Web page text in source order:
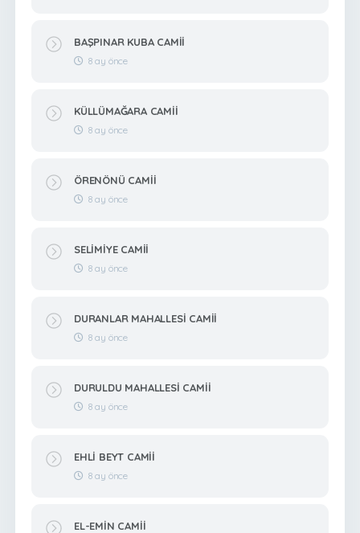
BAŞPINAR KUBA CAMİİ
8 ay önce
KÜLLÜMAĞARA CAMİİ
8 ay önce
ÖRENÖNÜ CAMİİ
8 ay önce
SELİMİYE CAMİİ
8 ay önce
DURANLAR MAHALLESİ CAMİİ
8 ay önce
DURULDU MAHALLESİ CAMİİ
8 ay önce
EHLİ BEYT CAMİİ
8 ay önce
EL-EMİN CAMİİ